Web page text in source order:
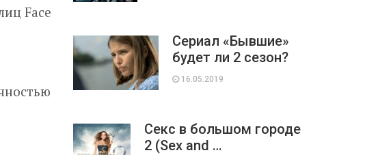
Face
Сериал «Бывшие»
будет ли 2 сезон?
16.05.2019
Секс в большом городе
2 (Sex and …